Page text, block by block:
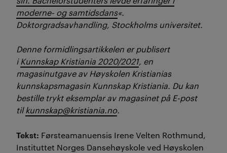
moderne- og samtidsdans«.
Doktorgradsavhandling, Stockholms universitet.
Denne formidlingsartikkelen er publisert
iKunnskap Kristiania 2020/2021, en
magasinutgave av Høyskolen Kristianias
kunnskapsmagasin Kunnskap Kristiania. Du kan
bestille trykt eksemplar av magasinet på E-post
tilkunnskap@kristiania.no.
Tekst: Førsteamanuensis Irene Velten Rothmund,
Instituttet Norges Dansehøyskole ved Høyskolen